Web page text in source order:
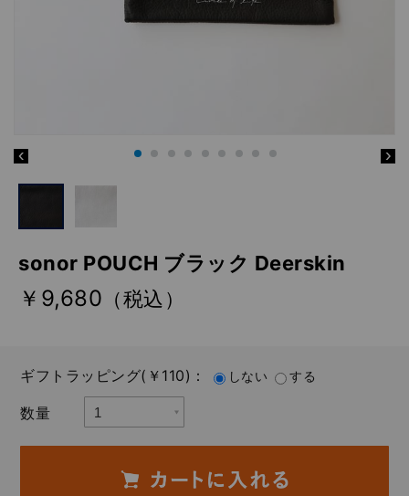
sonor POUCH ブラック Deerskin
￥9,680 （税込）
ギフトラッピング(￥110)： しない する
数量